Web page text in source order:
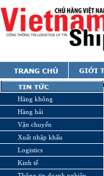
Hàng không
Hàng hải
Vận chuyển
Xuất nhập khẩu
Logistics
Kinh tế